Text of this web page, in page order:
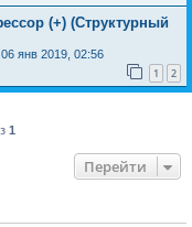
(+) (Структурный
06 янв 2019, 02:56
1 2
1
Перейти